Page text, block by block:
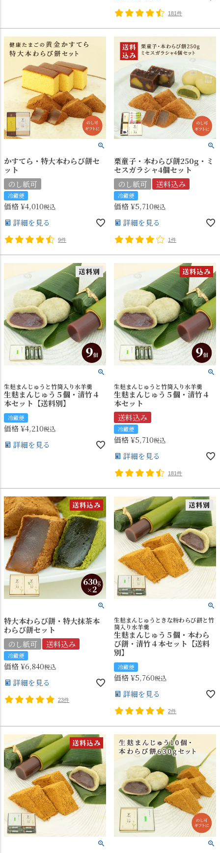
181件
かすてら・特大本わらび餅セ
ット
のし紙可
冷蔵便
価格¥4,010税込
詳細を見る
9件
栗童子・本わらび餅250g・ミ
セスガラシャ4個セット
のし紙可
送料込み
冷蔵便
価格¥5,710税込
詳細を見る
1件
生麸まんじゅうと竹筒入り水羊羹
生麩まんじゅう５個・清竹４
本セット【送料別】
冷蔵便
価格¥4,210税込
詳細を見る
生麸まんじゅうと竹筒入り水羊羹
生麩まんじゅう５個・清竹４
本セット
送料込み
冷蔵便
価格¥5,710税込
詳細を見る
181件
特大本わらび餅・特大抹茶本
わらび餅セット
のし紙可
送料込み
冷蔵便
価格¥6,840税込
詳細を見る
23件
生麸まんじゅうときな粉わらび餅と竹
筒入り水羊羹
生麩まんじゅう５個・本わら
び餅・清竹４本セット【送料
別】
冷蔵便
価格¥5,760税込
詳細を見る
2件